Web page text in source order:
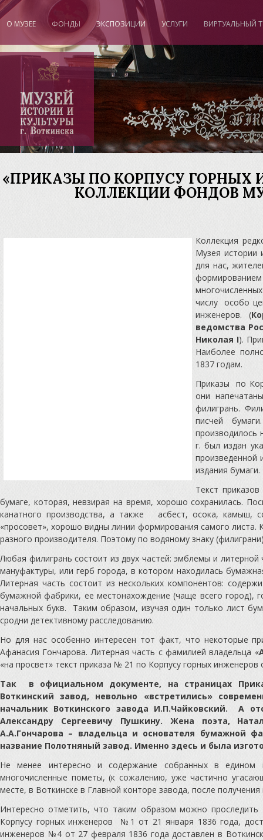
"
О МУЗЕЕ ФОНДЫ ЭКСПОЗИЦИИ УСЛУГИ ВИРТУАЛЬНЫЙ
«ПРИКАЗЫ ПО КОРПУСУ ГОРНЫХ
КОЛЛЕКЦИИ ФОНДОВ
Коллекция
Музея истории
для нас,
формированием
числу особо
инженеров. (
ведомства
Николая I).
Наиболее
1837 годам.
Приказы по
они
филигрань.
писчей
производилось
г. был издан
произведенной
издания бумаги.
Текст
бумаге, которая, невзирая на время, хорошо сохранилась.
канатного производства, а также асбест, осока, камыш,
«просовет», хорошо видны линии формирования самого листа.
разного производителя. Поэтому по водяному знаку
Любая филигрань состоит из двух частей: эмблемы и
мануфактуры, или герб города, в котором находилась
Литерная часть состоит из нескольких компонентов:
бумажной фабрики, ее местонахождение (чаще всего город),
начальных букв. Таким образом, изучая один только лист
сродни детективному расследованию.
Но для нас особенно интересен тот факт, что некоторые
Афанасия Гончарова. Литерная часть с фамилией владельца «
«на просвет» текст приказа № 21 по Корпусу горных инженеров
Так в официальном документе, на страницах
Воткинский завод, невольно «встретились»
начальник Воткинского завода И.П.Чайковский. А
Александру Сергеевичу Пушкину. Жена поэта,
А.А.Гончарова – владельца и основателя бумажной
название Полотняный завод. Именно здесь и была
Не менее интересно и содержание собранных в
многочисленные пометы, (к сожалению, уже частично
месте, в Воткинске в Главной конторе завода, после получения
Интересно отметить, что таким образом можно
Корпусу горных инженеров №1 от 21 января 1836 года,
инженеров №4 от 27 февраля 1836 года доставлен в